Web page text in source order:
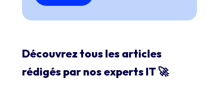
Découvrez tous les articles
rédigés par nos experts IT 🚀​